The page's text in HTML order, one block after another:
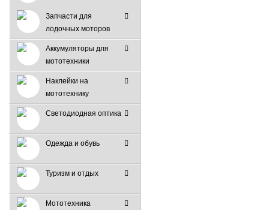
Запчасти для
лодочных моторов
Аккумуляторы для
мототехники
Наклейки на
мототехнику
Светодиодная оптика
Одежда и обувь
Туризм и отдых
Мототехника